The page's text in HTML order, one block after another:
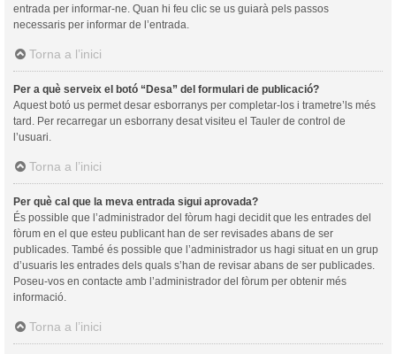
entrada per informar-ne. Quan hi feu clic se us guiarà pels passos
necessaris per informar de l’entrada.
Torna a l’inici
Per a què serveix el botó “Desa” del formulari de publicació?
Aquest botó us permet desar esborranys per completar-los i trametre’ls més
tard. Per recarregar un esborrany desat visiteu el Tauler de control de
l’usuari.
Torna a l’inici
Per què cal que la meva entrada sigui aprovada?
És possible que l’administrador del fòrum hagi decidit que les entrades del
fòrum en el que esteu publicant han de ser revisades abans de ser
publicades. També és possible que l’administrador us hagi situat en un grup
d’usuaris les entrades dels quals s’han de revisar abans de ser publicades.
Poseu-vos en contacte amb l’administrador del fòrum per obtenir més
informació.
Torna a l’inici